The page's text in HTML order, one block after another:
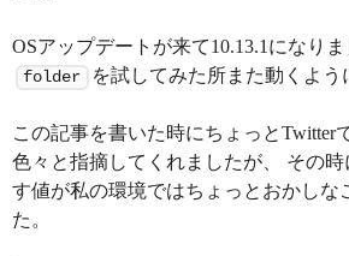
OSアップデートが来て10.13.1になり
folder を試してみた所また動くよう
この記事を書いた時にちょっとTwitter
色々と指摘してくれましたが、 その時
す値が私の環境ではちょっとおかしな
た。